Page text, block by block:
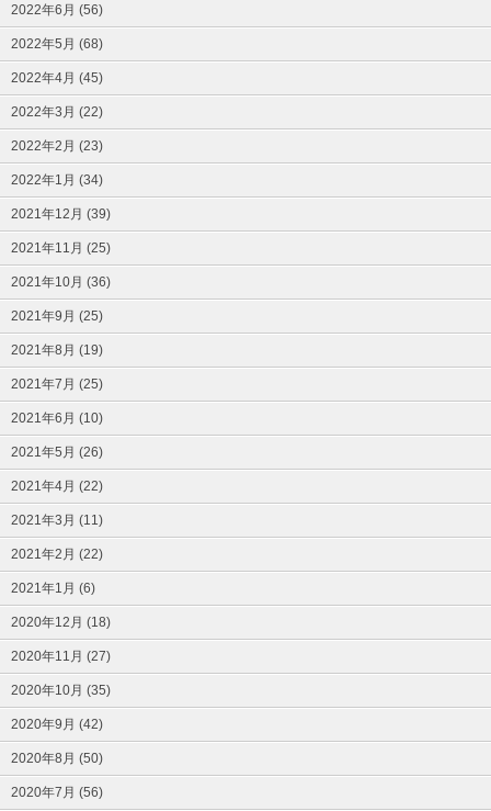
2022年6月 (56)
2022年5月 (68)
2022年4月 (45)
2022年3月 (22)
2022年2月 (23)
2022年1月 (34)
2021年12月 (39)
2021年11月 (25)
2021年10月 (36)
2021年9月 (25)
2021年8月 (19)
2021年7月 (25)
2021年6月 (10)
2021年5月 (26)
2021年4月 (22)
2021年3月 (11)
2021年2月 (22)
2021年1月 (6)
2020年12月 (18)
2020年11月 (27)
2020年10月 (35)
2020年9月 (42)
2020年8月 (50)
2020年7月 (56)